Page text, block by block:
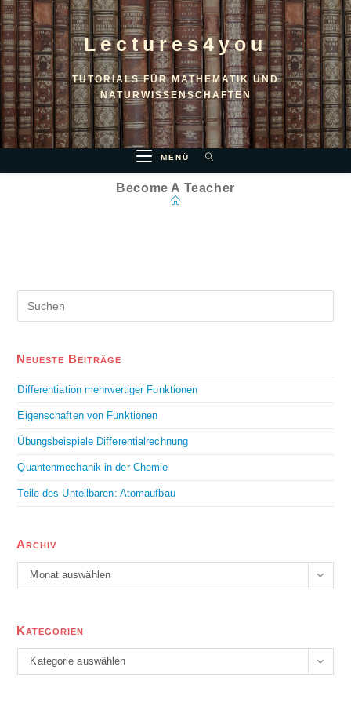
Lectures4you
TUTORIALS FÜR MATHEMATIK UND
NATURWISSENSCHAFTEN
MENÜ
Become A Teacher
Neueste Beiträge
Differentiation mehrwertiger Funktionen
Eigenschaften von Funktionen
Übungsbeispiele Differentialrechnung
Quantenmechanik in der Chemie
Teile des Unteilbaren: Atomaufbau
Archiv
Monat auswählen
Kategorien
Kategorie auswählen